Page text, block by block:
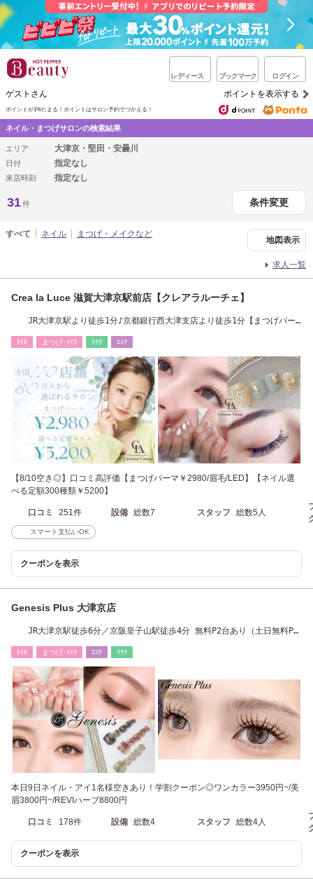
レディース ブックマーク ログイン
ゲストさん ポイントを表示する
ポイントが1%たまる！ ポイントはサロン予約でつかえる！
ネイル・まつげサロンの検索結果
エリア 大津京・堅田・安曇川
日付 指定なし
来店時刻 指定なし
31件 条件変更
地図表示
すべて ネイル まつげ・メイクなど
求人一覧
Crea la Luce 滋賀大津京駅前店【クレアラルーチェ】
JR大津京駅より徒歩1分♪京都銀行西大津支店より徒歩1分【まつげパー
ﾈｲﾙ まつげ･ﾒｲｸ ﾘﾗｸ ｴｽﾃ
【8/10空き◎】口コミ高評価【まつげパーマ￥2980/眉毛/LED】【ネイル選
べる定額300種類￥5200】
口コミ 251件 設備 総数7 スタッフ 総数5人
スマート支払いOK
クーポンを表示
Genesis Plus 大津京店
JR大津京駅徒歩6分／京阪皇子山駅徒歩4分 無料P2台あり（土日無料P4
ﾈｲﾙ まつげ･ﾒｲｸ ｴｽﾃ ﾘﾗｸ
本日9日ネイル・アイ1名様空きあり！学割クーポン◎ワンカラー3950円~/美
眉3800円~/REVIハーブ8800円
口コミ 178件 設備 総数4 スタッフ 総数4人
クーポンを表示